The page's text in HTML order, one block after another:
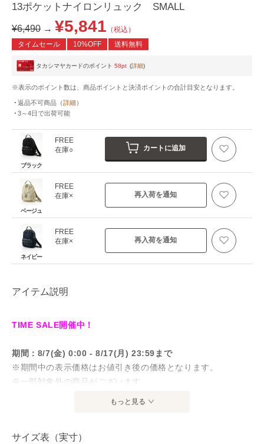
13ポケットナイロンリュック SMALL
¥6,490 → ¥5,841 （税込）
タイムセール
10%OFF 送料無料
タカシマヤカードのポイント 58pt (詳細)
※表示のポイント数は、商品ポイントと決済ポイントの合計目安となります。
返品不可商品 （詳細）
3～4日で出荷可能
ブラック
FREE
在庫○
カートに追加
ベージュ
FREE
在庫×
再入荷を通知
ネイビー
FREE
在庫×
再入荷を通知
アイテム説明
TIME SALE開催中！
期間：8/7(金) 0:00 - 8/17(月) 23:59まで
※期間中の表示価格はお値引き後の価格となります。
※一部対象外の商品がございます。
もっと見る
サイズ表（実寸）